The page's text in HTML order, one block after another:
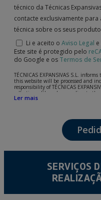
técnico da Técnicas
contacte exclusivamente
técnica sobre os seus
Li e aceito o Aviso Legal e
Este site é protegido pelo
do Google e os Termos de
TÉCNICAS EXPANSIVAS S.L.
this website will be processed and
responsibility of TÉCNICAS
collection, although, according to
following: attention to your referred
The data in our files are strictly
confidentiality and shall comply
Data Protection Regulation (GDPR)
According to Data Protection
encrypted. Should these details be
The user may at any time exercise
and opposition under the
Portalada II | c/ Segador 13, 26006 |
Ler mais
SERVIÇOS